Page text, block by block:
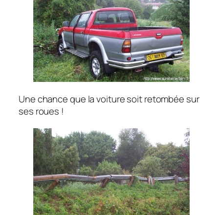
Une chance que la voiture soit retombée sur
ses roues !